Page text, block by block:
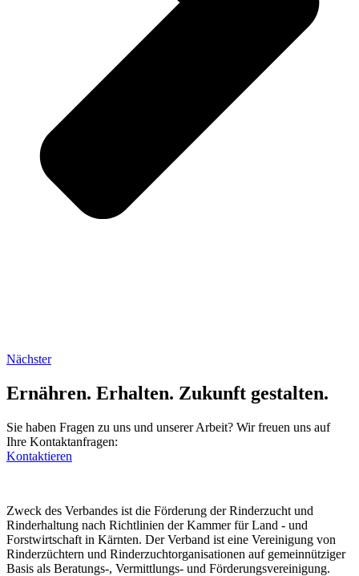
Nächster
Ernähren. Erhalten. Zukunft gestalten.
Sie haben Fragen zu uns und unserer Arbeit? Wir freuen uns auf
Ihre Kontaktanfragen:
Kontaktieren
Zweck des Verbandes ist die Förderung der Rinderzucht und
Rinderhaltung nach Richtlinien der Kammer für Land - und
Forstwirtschaft in Kärnten. Der Verband ist eine Vereinigung von
Rinderzüchtern und Rinderzuchtorganisationen auf gemeinnütziger
Basis als Beratungs-, Vermittlungs- und Förderungsvereinigung.